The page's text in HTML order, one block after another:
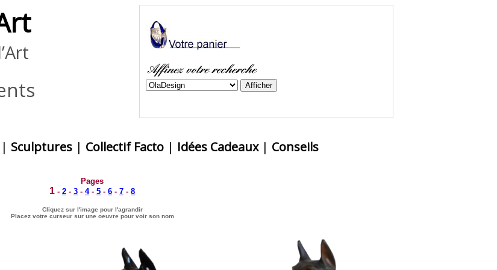
| Sculptures | Collectif Facto | Idées Cadeaux| Conseils
Pages
1 - 2 - 3 - 4- 5 - 6 - 7 - 8
Cliquez sur l'image pour l'agrandir
Placez votre curseur sur une oeuvre pour voir son nom